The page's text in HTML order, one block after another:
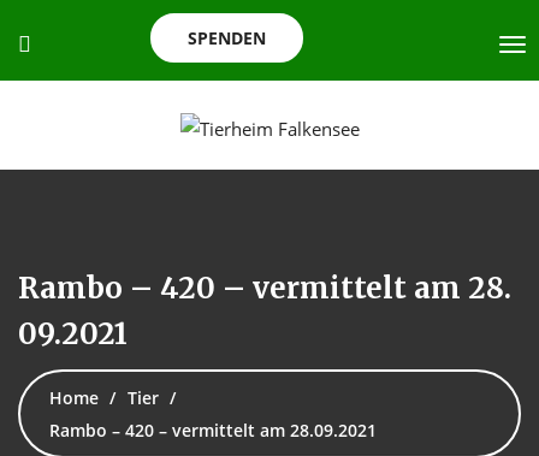
SPENDEN
Rambo – 420 – vermittelt am 28.
09.2021
Home
Tier
Rambo – 420 – vermittelt am 28.09.2021